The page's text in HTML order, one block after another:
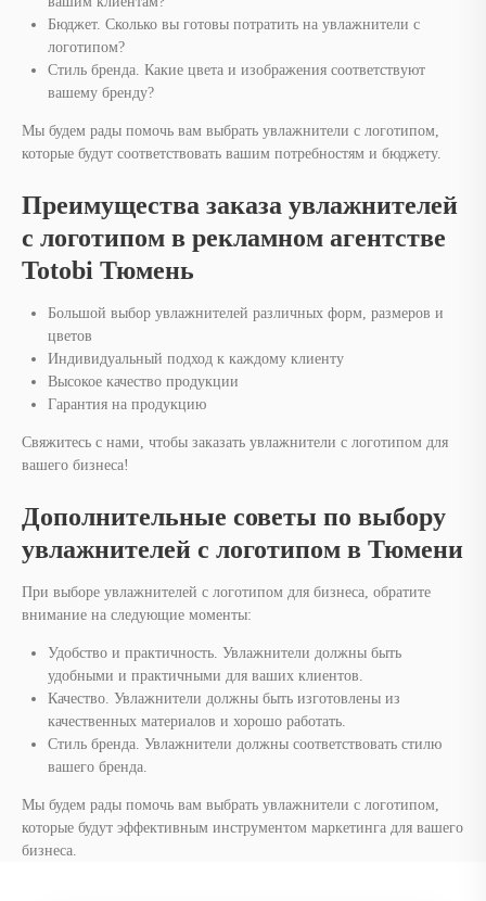
Бюджет. Сколько вы готовы потратить на увлажнители с
логотипом?
Стиль бренда. Какие цвета и изображения соответствуют
вашему бренду?
Мы будем рады помочь вам выбрать увлажнители с логотипом,
которые будут соответствовать вашим потребностям и бюджету.
Преимущества заказа увлажнителей
с логотипом в рекламном агентстве
Totobi Тюмень
Большой выбор увлажнителей различных форм, размеров и
цветов
Индивидуальный подход к каждому клиенту
Высокое качество продукции
Гарантия на продукцию
Свяжитесь с нами, чтобы заказать увлажнители с логотипом для
вашего бизнеса!
Дополнительные советы по выбору
увлажнителей с логотипом в Тюмени
При выборе увлажнителей с логотипом для бизнеса, обратите
внимание на следующие моменты:
Удобство и практичность. Увлажнители должны быть
удобными и практичными для ваших клиентов.
Качество. Увлажнители должны быть изготовлены из
качественных материалов и хорошо работать.
Стиль бренда. Увлажнители должны соответствовать стилю
вашего бренда.
Мы будем рады помочь вам выбрать увлажнители с логотипом,
которые будут эффективным инструментом маркетинга для вашего
бизнеса.